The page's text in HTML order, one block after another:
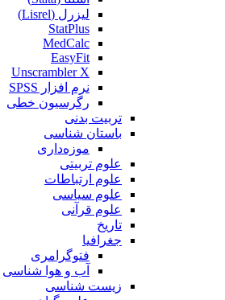
لیزرل (Lisrel)
StatPlus
MedCalc
EasyFit
Unscrambler X
نرم افزار SPSS
رگرسیون خطی
تربیت بدنی
باستان شناسی
موزه‌داری
علوم تربیتی
علوم ارتباطات
علوم سیاسی
علوم قرآنی
تاریخ
جغرافیا
فتوگرامری
آب و هوا شناسی
زیست شناسی